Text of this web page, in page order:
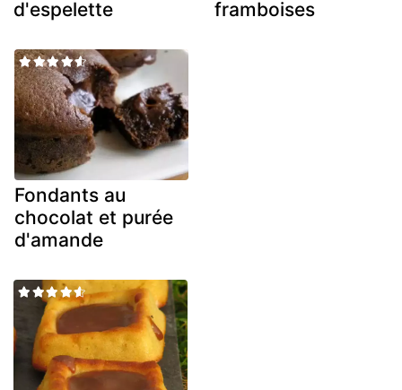
d'espelette
framboises
Fondants au
chocolat et purée
d'amande